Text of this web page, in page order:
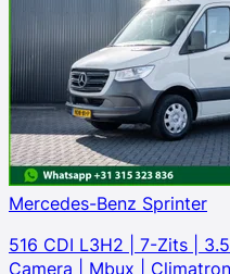
Mercedes-Benz Sprinter
516 CDI L3H2 | 7-Zits |
Camera | Mbux |